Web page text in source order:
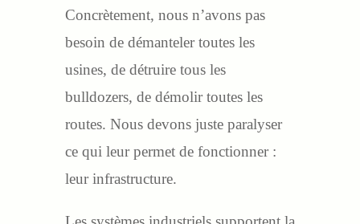
Concrètement, nous n’avons pas
besoin de démanteler toutes les
usines, de détruire tous les
bulldozers, de démolir toutes les
routes. Nous devons juste paralyser
ce qui leur permet de fonctionner :
leur infrastructure.